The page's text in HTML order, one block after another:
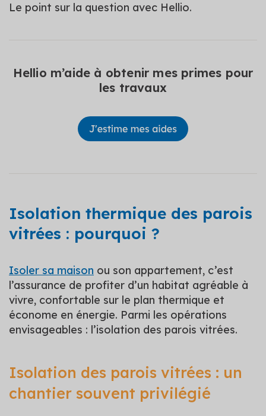
Le point sur la question avec Hellio.
Hellio m’aide à obtenir mes primes pour
les travaux
Isolation thermique des parois
vitrées : pourquoi ?
Isoler sa maison ou son appartement, c’est
l’assurance de profiter d’un habitat agréable à
vivre, confortable sur le plan thermique et
économe en énergie. Parmi les opérations
envisageables : l’isolation des parois vitrées.
Isolation des parois vitrées : un
chantier souvent privilégié